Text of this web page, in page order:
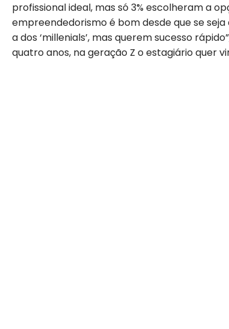
profissional ideal, mas só 3% escolheram a
empreendedorismo é bom desde que se
a dos ‘millenials’, mas querem sucesso
quatro anos, na geração Z o estagiário quer